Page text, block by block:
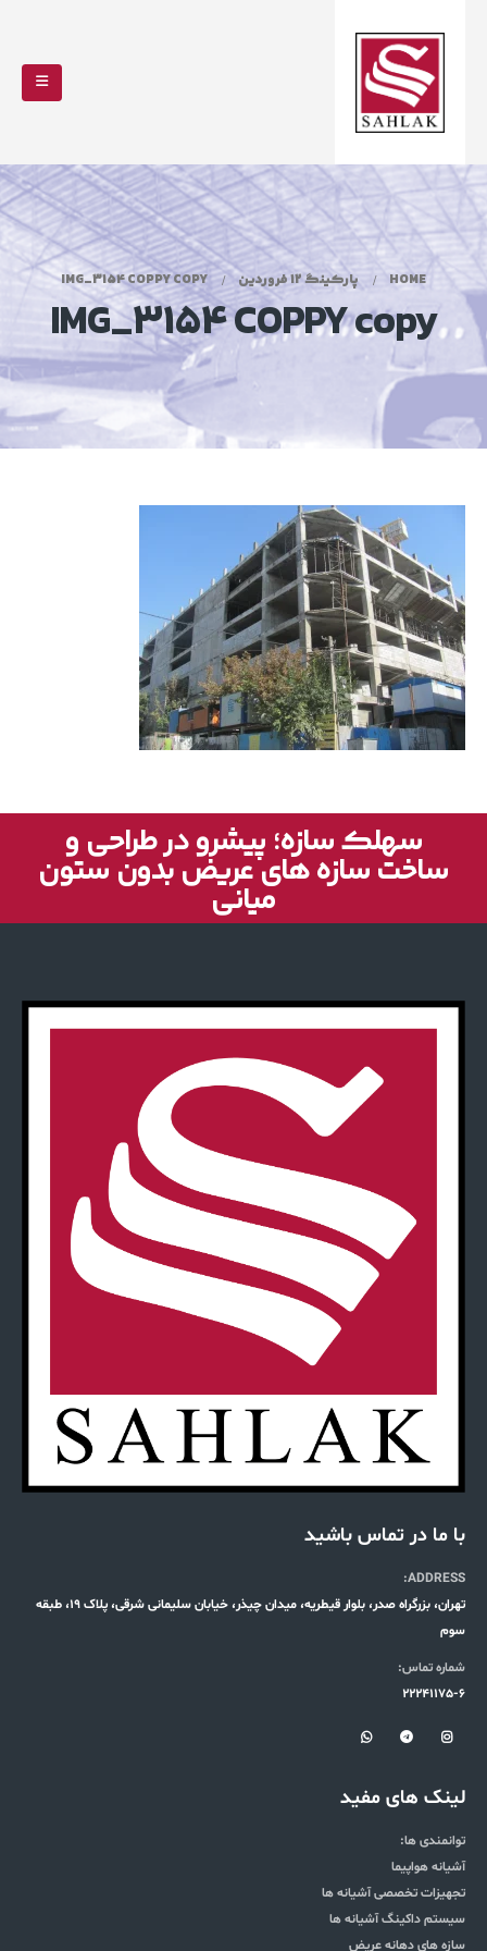
HOME پارکینگ 12 فروردین IMG_3154 COPPY COPY
IMG_3154 COPPY copy
سهلک سازه؛ پیشرو در طراحی و
ساخت سازه های عریض بدون ستون
میانی
با ما در تماس باشید
ADDRESS:
تهران، بزرگراه صدر، بلوار قیطریه، میدان چیذر، خیابان سلیمانی شرقی، پلاک 19، طبقه
سوم
شماره تماس:
22241175-6
لینک های مفید
توانمندی ها:
آشیانه هواپیما
تجهیزات تخصصی آشیانه ها
سیستم داکینگ آشیانه ها
سازه های دهانه عریض